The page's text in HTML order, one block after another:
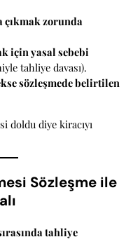
çıkmak zorunda
için yasal sebebi
tahliye davası).
sözleşmede belirtilen
doldu diye kiracıyı
Sözleşme ile
tahliye